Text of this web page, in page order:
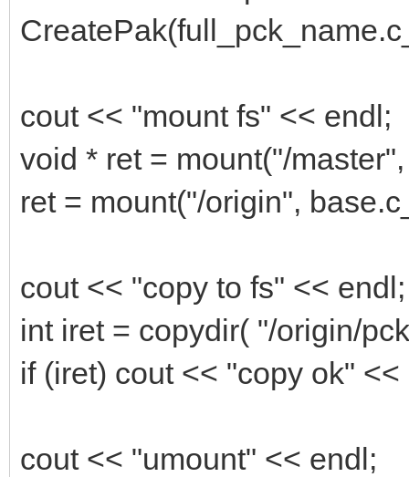
cout << "mount fs" << endl;
void * ret = mount("/
ret = mount("/origin",
cout << "copy to fs" << endl;
int iret = copydir( "/origin/
if (iret) cout << "copy ok" <<
cout << "umount" << endl;